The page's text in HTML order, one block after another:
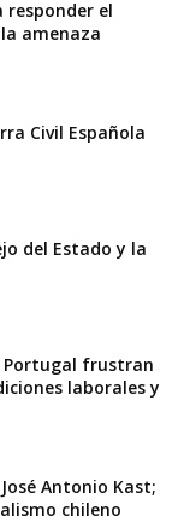
responder el
amenaza
Civil Española
del Estado y la
Portugal frustran
laborales y
Antonio Kast;
chileno